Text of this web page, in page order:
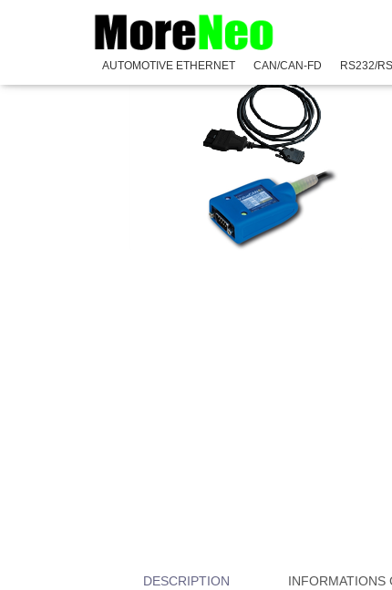
AUTOMOTIVE ETHERNET CAN/CAN-FD RS232/
Accueil /CAN/CAN-FD / ValueCAN 4-2A & CABLE
DESCRIPTION INFORMATIONS